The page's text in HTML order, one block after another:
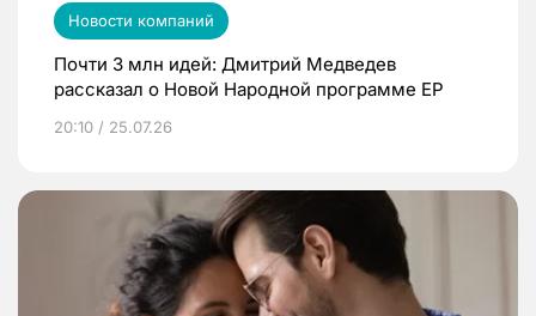
Новости компаний
Почти 3 млн идей: Дмитрий Медведев
рассказал о Новой Народной программе ЕР
20:10 / 25.07.26